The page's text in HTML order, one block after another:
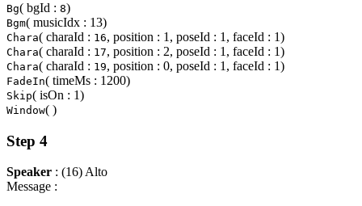
Bg( bgId : 8)
Bgm( musicIdx : 13)
Chara( charaId : 16, position : 1, poseId : 1, faceId : 1)
Chara( charaId : 17, position : 2, poseId : 1, faceId : 1)
Chara( charaId : 19, position : 0, poseId : 1, faceId : 1)
FadeIn( timeMs : 1200)
Skip( isOn : 1)
Window( )
Step 4
Speaker : (16) Alto
Message :